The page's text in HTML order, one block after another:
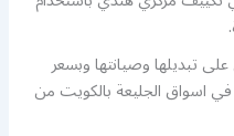
على تبديلها وصيانتها وبسعر
اسواق الجليعة بالكويت من